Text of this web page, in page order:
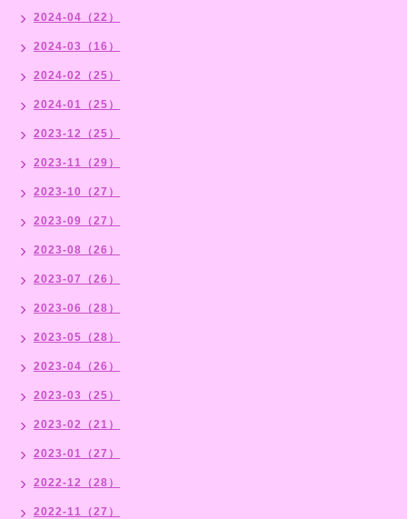
2024-04（22）
2024-03（16）
2024-02（25）
2024-01（25）
2023-12（25）
2023-11（29）
2023-10（27）
2023-09（27）
2023-08（26）
2023-07（26）
2023-06（28）
2023-05（28）
2023-04（26）
2023-03（25）
2023-02（21）
2023-01（27）
2022-12（28）
2022-11（27）